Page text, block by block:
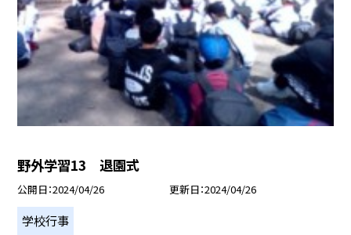
野外学習13 退園式
公開日 2024/04/26 更新日 2024/04/26
学校行事